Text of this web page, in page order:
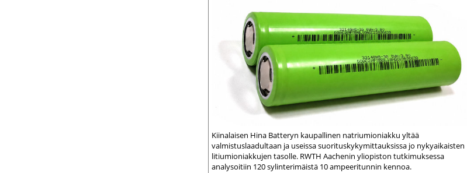
Kiinalaisen Hina Batteryn kaupallinen natriumioniakku yltää
valmistuslaadultaan ja useissa suorituskykymittauksissa jo nykyaikaisten
litiumioniakkujen tasolle. RWTH Aachenin yliopiston tutkimuksessa
analysoitiin 120 sylinterimäistä 10 ampeeritunnin kennoa.